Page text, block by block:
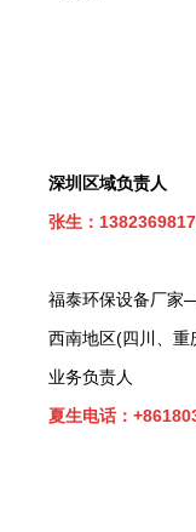
深圳区域负责人
张生：
福泰环保设备厂家
西南地区(四川、重
业务负责人
夏生电话：